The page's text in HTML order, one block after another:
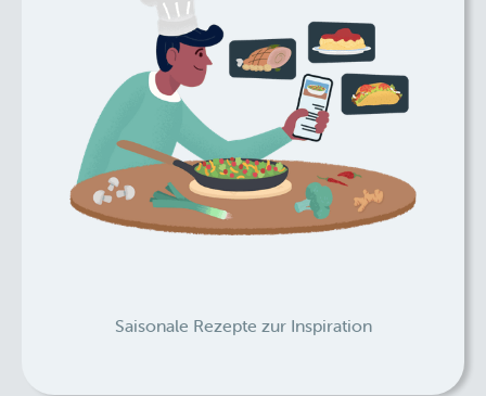
Saisonale Rezepte zur Inspiration